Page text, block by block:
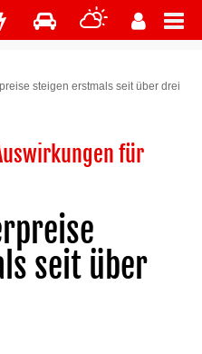
steigen erstmals seit über drei
für
seit über